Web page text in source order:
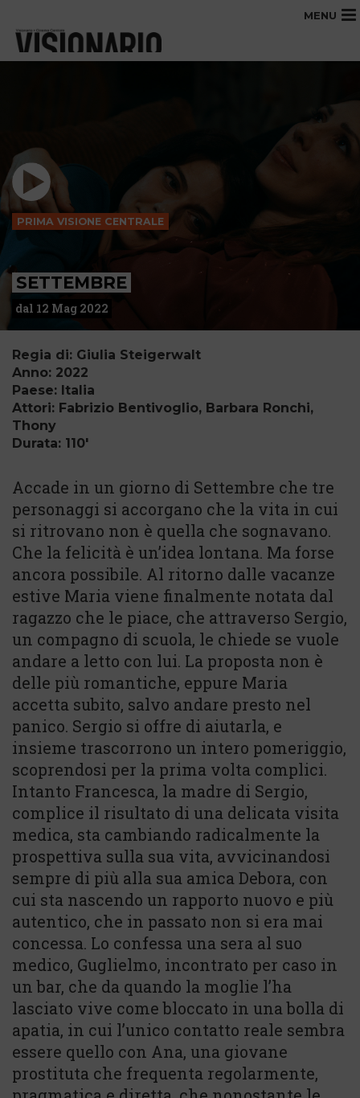
MENU
PRIMA VISIONE CENTRALE
SETTEMBRE
dal 12 Mag 2022
Regia di: Giulia Steigerwalt
Anno: 2022
Paese: Italia
Attori: Fabrizio Bentivoglio, Barbara Ronchi,
Thony
Durata: 110'
Accade in un giorno di Settembre che tre
personaggi si accorgano che la vita in cui
si ritrovano non è quella che sognavano.
Che la felicità è un’idea lontana. Ma forse
ancora possibile. Al ritorno dalle vacanze
estive Maria viene finalmente notata dal
ragazzo che le piace, che attraverso Sergio,
un compagno di scuola, le chiede se vuole
andare a letto con lui. La proposta non è
delle più romantiche, eppure Maria
accetta subito, salvo andare presto nel
panico. Sergio si offre di aiutarla, e
insieme trascorrono un intero pomeriggio,
scoprendosi per la prima volta complici.
Intanto Francesca, la madre di Sergio,
complice il risultato di una delicata visita
medica, sta cambiando radicalmente la
prospettiva sulla sua vita, avvicinandosi
sempre di più alla sua amica Debora, con
cui sta nascendo un rapporto nuovo e più
autentico, che in passato non si era mai
concessa. Lo confessa una sera al suo
medico, Guglielmo, incontrato per caso in
un bar, che da quando la moglie l’ha
lasciato vive come bloccato in una bolla di
apatia, in cui l’unico contatto reale sembra
essere quello con Ana, una giovane
prostituta che frequenta regolarmente,